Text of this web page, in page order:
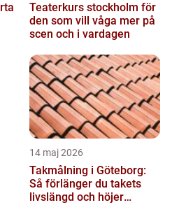
Teaterkurs stockholm för
den som vill våga mer på
scen och i vardagen
14 maj 2026
Takmålning i Göteborg:
Så förlänger du takets
livslängd och höjer